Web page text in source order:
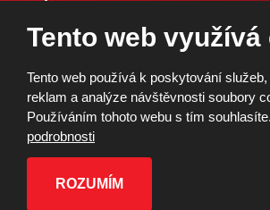
Copyright © 2026, BK Pardubice, a.s. |
Tento web
Tento web používá k poskytování
reklam a analýze návštěvnosti soubory
Používáním tohoto webu s tím souhlasíte.
podrobnosti
ROZUMÍM